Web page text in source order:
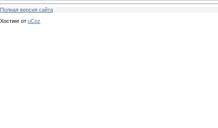
Полная версия сайта
Хостинг от uCoz